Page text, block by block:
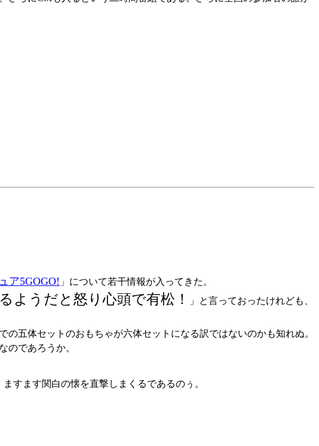
ア5GOGO! 」について若干情報が入ってきた。
ようだと怒り心頭で有松！
」と言っておったけれども、
五体セットのおもちゃが六体セットになる訳ではないのかも知れぬ。
なのであろうか。
すます関白の懐を直撃しまくるであるのぅ。